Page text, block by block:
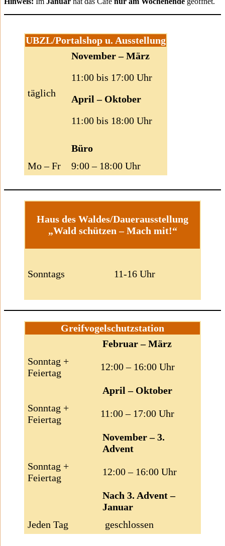
UBZL/Portalshop u. Ausstellung
täglich
November – März
11:00 bis 17:00 Uhr
April – Oktober
11:00 bis 18:00 Uhr
Büro
Mo – Fr
9:00 – 18:00 Uhr
Haus des Waldes/Dauerausstellung
„Wald schützen – Mach mit!“
Sonntags 11-16 Uhr
Greifvogelschutzstation
Februar – März
Sonntag +
Feiertag
12:00 – 16:00 Uhr
April – Oktober
Sonntag +
Feiertag
11:00 – 17:00 Uhr
November – 3.
Advent
Sonntag +
Feiertag
12:00 – 16:00 Uhr
Nach 3. Advent –
Januar
Jeden Tag
geschlossen